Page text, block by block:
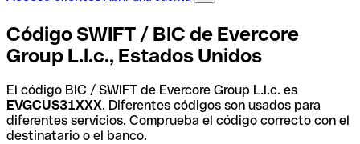
Código SWIFT / BIC de Evercore
Group L.l.c., Estados Unidos
El código BIC / SWIFT de Evercore Group L.l.c. es
EVGCUS31XXX. Diferentes códigos son usados para
diferentes servicios. Comprueba el código correcto con el
destinatario o el banco.